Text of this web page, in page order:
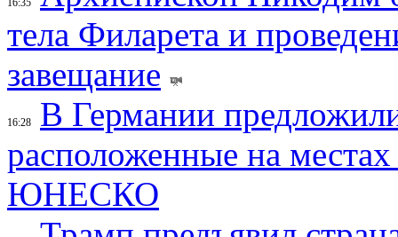
16:35
тела Филарета и
завещание
16:28
В Германии
расположенные на
ЮНЕСКО